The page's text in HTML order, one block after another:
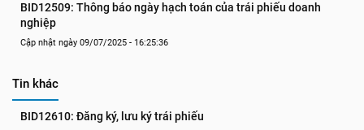
BID12509: Thông báo ngày hạch toán của trái phiếu doanh
nghiệp
Cập nhật ngày 09/07/2025 - 16:25:36
Tin khác
BID12610: Đăng ký, lưu ký trái phiếu